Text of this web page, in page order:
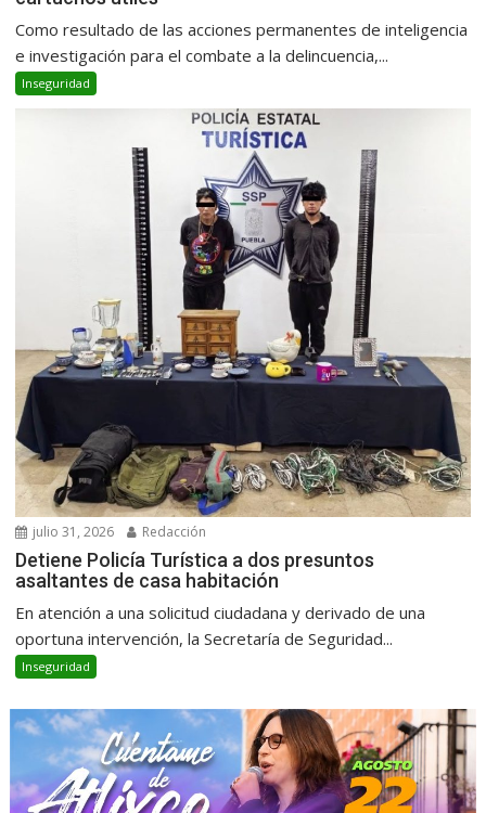
Como resultado de las acciones permanentes de inteligencia
e investigación para el combate a la delincuencia,...
Inseguridad
julio 31, 2026 Redacción
Detiene Policía Turística a dos presuntos
asaltantes de casa habitación
En atención a una solicitud ciudadana y derivado de una
oportuna intervención, la Secretaría de Seguridad...
Inseguridad